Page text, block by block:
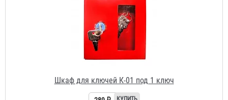
Шкаф для ключей К-01 под 1 ключ